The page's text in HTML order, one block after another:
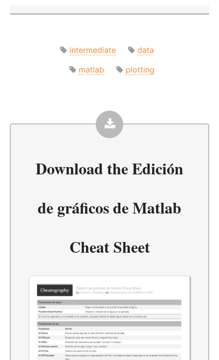
intermediate
data
matlab
plotting
Download theEdición
de gráficos de Matlab
Cheat Sheet